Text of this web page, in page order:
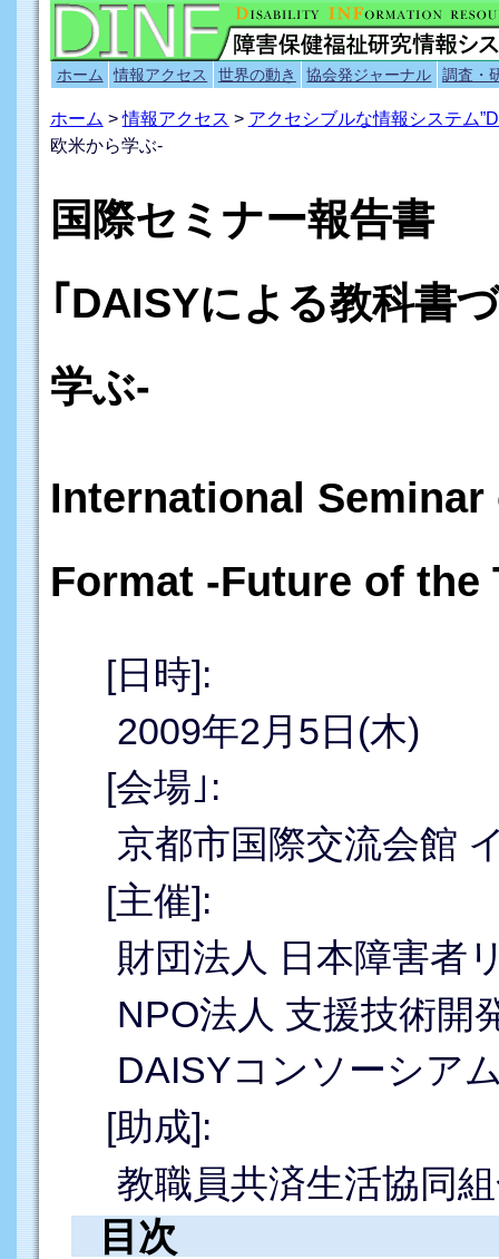
ホーム 情報アクセス 世界の動き 協会発ジャーナル 調査・
ホーム >情報アクセス > アクセシブルな情報システム
欧米から学ぶ-
国際セミナー報告書
｢DAISYによる教科書
学ぶ-
International Seminar
Format -Future of
[日時]:
2009年2月5日(木)
[会場｣:
京都市国際交流会館
[主催]:
財団法人 日本障害者
NPO法人 支援技術開
DAISYコンソーシア
[助成]:
教職員共済生活協同
目次